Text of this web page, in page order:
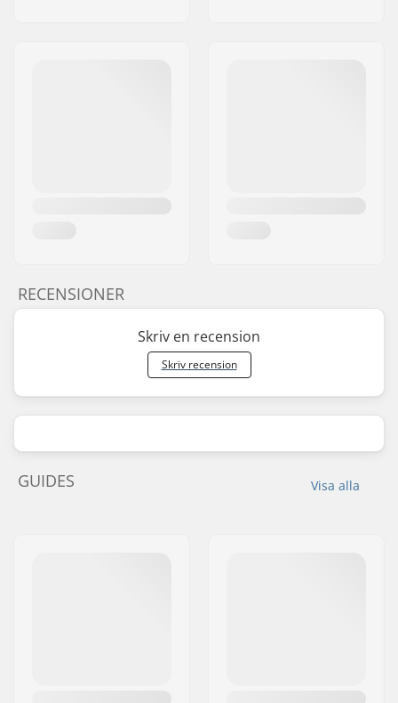
RECENSIONER
Skriv en recension
Skriv recension
Visa alla
GUIDES